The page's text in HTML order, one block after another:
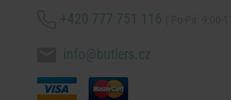
+420 777 751 116
info@butlers.cz